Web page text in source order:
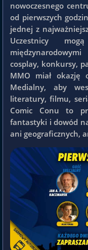
nowoczesnego
od pierwszych
jednej z
Uczestnicy
cosplay, konkursy,
MMO miał okazję
Medialny, aby
literatury, filmu,
Comic Conu to
fantastyki i dowód
ani geograficznych,